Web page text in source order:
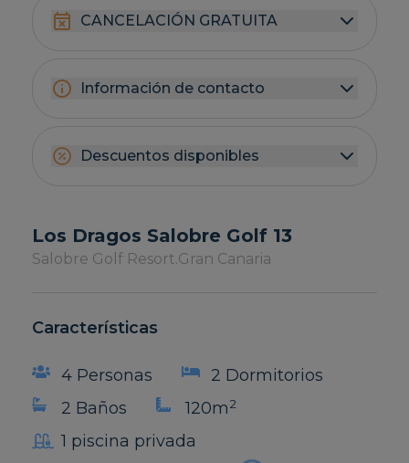
CANCELACIÓN GRATUITA
Información de contacto
Descuentos disponibles
Los Dragos Salobre Golf 13
Salobre Golf Resort.Gran Canaria
Características
4 Personas
2 Dormitorios
2 Baños
120m2
1 piscina privada